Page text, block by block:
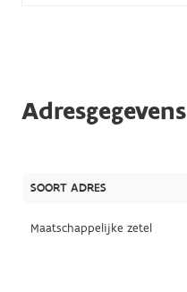
Adresgegevens
SOORT ADRES
Maatschappelijke zetel